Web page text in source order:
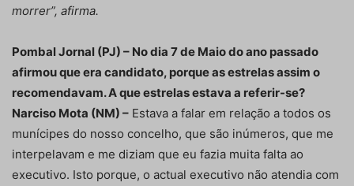
morrer”, afirma.
Pombal Jornal (PJ) – No dia 7 de Maio do ano passado
afirmou que era candidato, porque as estrelas assim o
recomendavam. A que estrelas estava a referir-se?
Narciso Mota (NM) – Estava a falar em relação a todos os
munícipes do nosso concelho, que são inúmeros, que me
interpelavam e me diziam que eu fazia muita falta ao
executivo. Isto porque, o actual executivo não atendia com